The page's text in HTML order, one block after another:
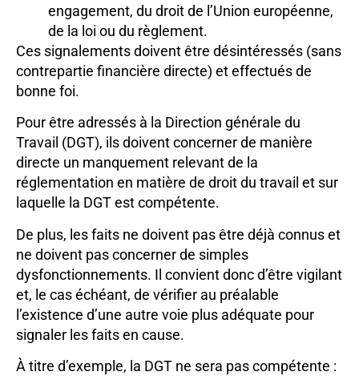
engagement, du droit de l’Union européenne,
de la loi ou du règlement.
Ces signalements doivent être désintéressés (sans
contrepartie financière directe) et effectués de
bonne foi.
Pour être adressés à la Direction générale du
Travail (DGT), ils doivent concerner de manière
directe un manquement relevant de la
réglementation en matière de droit du travail et sur
laquelle la DGT est compétente.
De plus, les faits ne doivent pas être déjà connus et
ne doivent pas concerner de simples
dysfonctionnements. Il convient donc d’être vigilant
et, le cas échéant, de vérifier au préalable
l’existence d’une autre voie plus adéquate pour
signaler les faits en cause.
À titre d’exemple, la DGT ne sera pas compétente :